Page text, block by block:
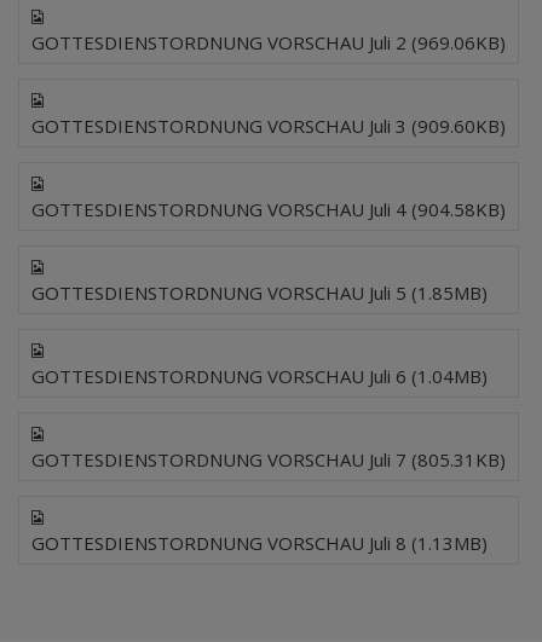
GOTTESDIENSTORDNUNG VORSCHAU Juli 2 (969.06KB)
GOTTESDIENSTORDNUNG VORSCHAU Juli 3 (909.60KB)
GOTTESDIENSTORDNUNG VORSCHAU Juli 4 (904.58KB)
GOTTESDIENSTORDNUNG VORSCHAU Juli 5 (1.85MB)
GOTTESDIENSTORDNUNG VORSCHAU Juli 6 (1.04MB)
GOTTESDIENSTORDNUNG VORSCHAU Juli 7 (805.31KB)
GOTTESDIENSTORDNUNG VORSCHAU Juli 8 (1.13MB)